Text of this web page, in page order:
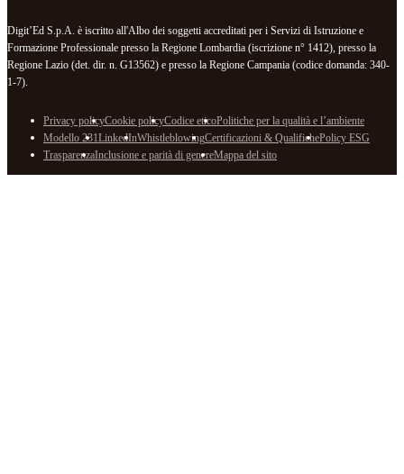
Digit’Ed S.p.A. è iscritto all'Albo dei soggetti accreditati per i Servizi di Istruzione e
Formazione Professionale presso la Regione Lombardia (iscrizione n° 1412), presso la
Regione Lazio (det. dir. n. G13562) e presso la Regione Campania (codice domanda: 340-
1-7).
Privacy policyCookie policyCodice eticoPolitiche per la qualità e l’ambiente
Modello 231LinkedInWhistleblowingCertificazioni & QualifichePolicy ESG
TrasparenzaInclusione e parità di genereMappa del sito